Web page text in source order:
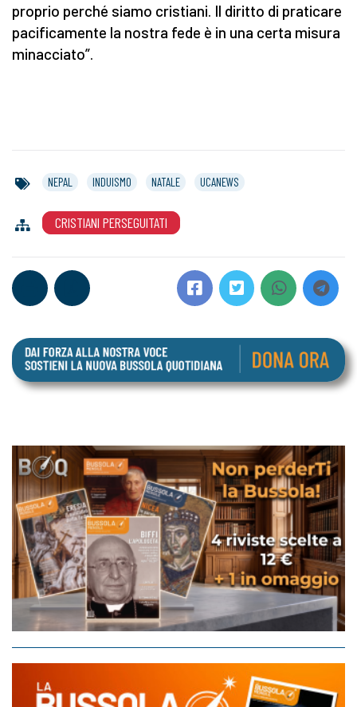
proprio perché siamo cristiani. Il diritto di praticare
pacificamente la nostra fede è in una certa misura
minacciato”.
NEPAL INDUISMO NATALE UCANEWS
CRISTIANI PERSEGUITATI